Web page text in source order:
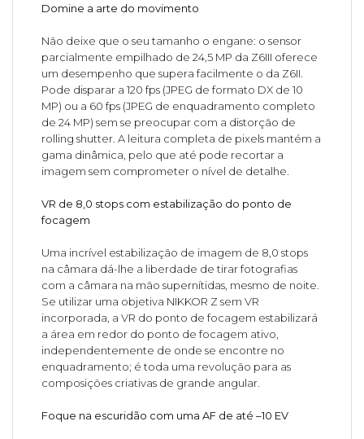
Domine a arte do movimento
Não deixe que o seu tamanho o engane: o sensor
parcialmente empilhado de 24,5 MP da Z6III oferece
um desempenho que supera facilmente o da Z6II.
Pode disparar a 120 fps (JPEG de formato DX de 10
MP) ou a 60 fps (JPEG de enquadramento completo
de 24 MP) sem se preocupar com a distorção de
rolling shutter. A leitura completa de pixels mantém a
gama dinâmica, pelo que até pode recortar a
imagem sem comprometer o nível de detalhe.
VR de 8,0 stops com estabilização do ponto de
focagem
Uma incrível estabilização de imagem de 8,0 stops
na câmara dá-lhe a liberdade de tirar fotografias
com a câmara na mão supernítidas, mesmo de noite.
Se utilizar uma objetiva NIKKOR Z sem VR
incorporada, a VR do ponto de focagem estabilizará
a área em redor do ponto de focagem ativo,
independentemente de onde se encontre no
enquadramento; é toda uma revolução para as
composições criativas de grande angular.
Foque na escuridão com uma AF de até –10 EV